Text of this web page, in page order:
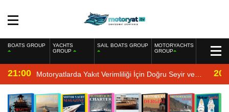
BOATS GROUP
YACHTS
GROUP
SAIL BOATS GROUP
MOTORYACHTS
GROUP
21:00 Motoryatlarda Yakıt Verimliliği İçin Doğru Seyir ve
Motor Bakımı